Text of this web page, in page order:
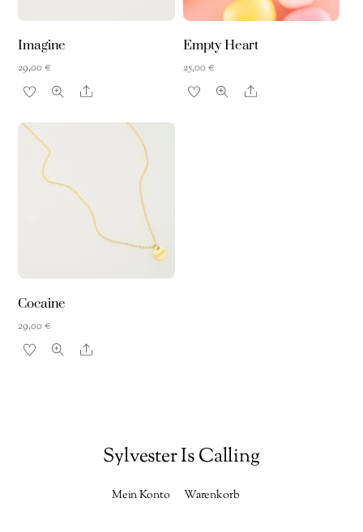
Imagine
29,00€
Share
Empty Heart
25,00€
Share
Cocaine
29,00€
Share
Sylvester Is Calling
Mein Konto Warenkorb